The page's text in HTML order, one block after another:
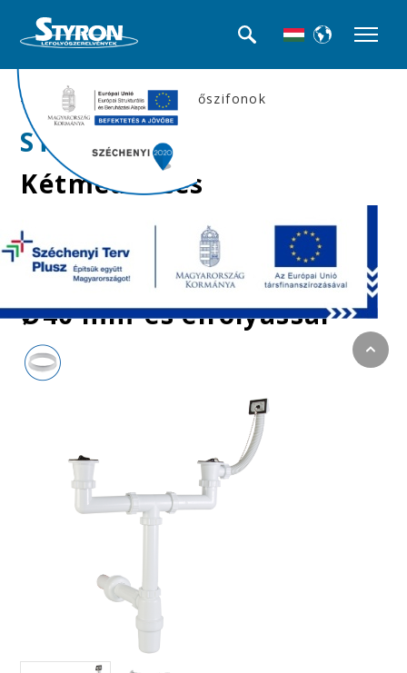
>>Mosogató búra-, és csőszifonok
STY-539-5
Kétmedencés
mosogatószifon,
túlfolyóval, két
leeresztőszeleppel,
Ø40 mm-es elfolyással